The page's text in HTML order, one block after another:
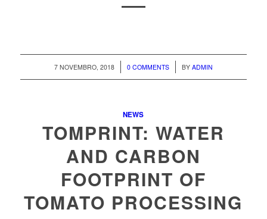
7 NOVEMBRO, 2018
/ 0 COMMENTS
/ BY ADMIN
NEWS
TOMPRINT: WATER
AND CARBON
FOOTPRINT OF
TOMATO PROCESSING